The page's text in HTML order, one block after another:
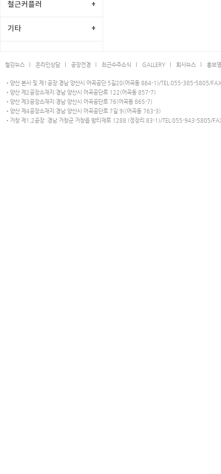
철근커플러 +
기타 +
철강뉴스 l 온라인상담 l 공장전경 l 최근수주소식 l GALLERY l 회사뉴스 l 홍보
•양산 본사 및 제1공장:경남 양산시 어곡공단 5길20(어곡동 864-1)/TEL:055-385-5805/
•양산 제2공장소재지:경남 양산시 어곡공단로 122(어곡동 857-7)
•양산 제3공장소재지:경남 양산시 어곡공단로 76(어곡동 865-7)
•양산 제4공장소재지:경남 양산시 어곡공단로 7길 9((어곡동 763-3)
•거창 제1,2공장 :경남 거창군 거창읍 밤티재로 1288 (정장리 83-1)/TEL:055-943-5805/